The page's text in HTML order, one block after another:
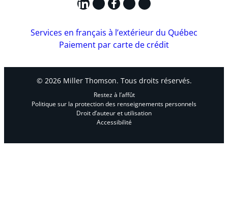
Services en français à l’extérieur du Québec
Paiement par carte de crédit
© 2026 Miller Thomson. Tous droits réservés.
Restez à l’affût
Politique sur la protection des renseignements personnels
Droit d’auteur et utilisation
Accessibilité